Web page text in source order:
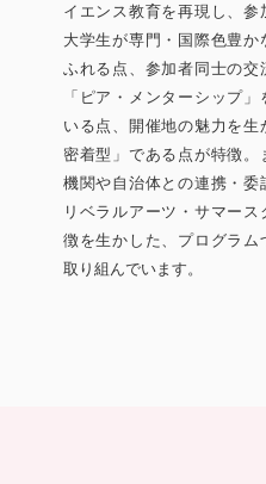
イエンス教育を再現し、参
大学生が専門・国際色豊か
ふれる点、参加者同士の交
「ピア・メンターシップ」
いる点、開催地の魅力を生
密着型」である点が特徴。
機関や自治体との連携・委
リベラルアーツ・サマース
徴を生かした、プログラム
取り組んでいます。